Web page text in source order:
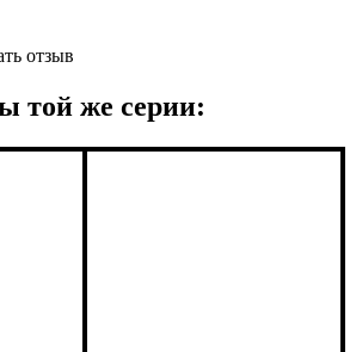
отзыв
той же серии: